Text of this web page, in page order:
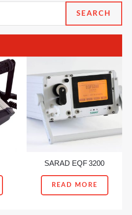
SEARCH
SARAD EQF 3200
READ MORE